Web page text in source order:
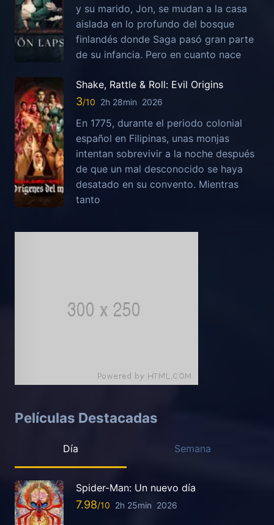
y su marido, Jon, se mudan a la casa
aislada en lo profundo del bosque
finlandés donde Saga pasó gran parte
de su infancia. Pero en cuanto nace
Shake, Rattle & Roll: Evil Origins
3 2h 28min 2026
En 1775, durante el periodo colonial
español en Filipinas, unas monjas
intentan sobrevivir a la noche después
de que un mal desconocido se haya
desatado en su convento. Mientras
tanto
Películas Destacadas
Día Semana
Spider-Man: Un nuevo día
7.98 2h 25min 2026